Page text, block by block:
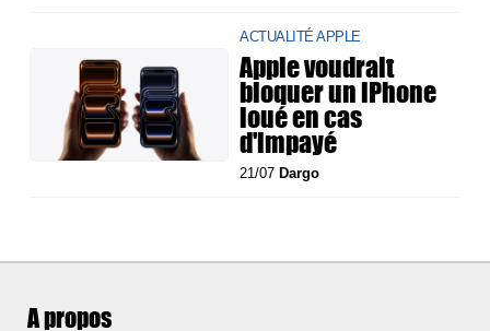
ACTUALITÉ APPLE
Apple voudrait
bloquer un iPhone
loué en cas
d'impayé
21/07 Dargo
A propos